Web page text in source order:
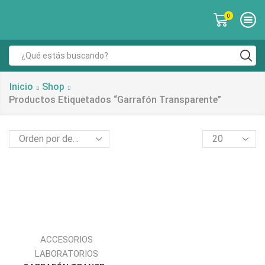
0
Inicio
Shop
Productos Etiquetados “garrafón Transparente”
ACCESORIOS
LABORATORIOS